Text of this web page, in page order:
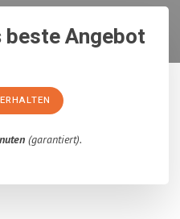
beste Angebot
(garantiert).